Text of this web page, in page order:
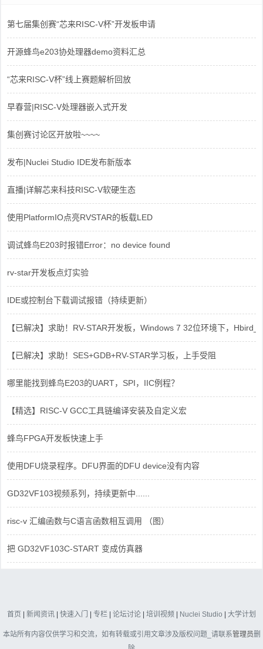
第七届集创赛“芯来RISC-V杯”开发板申请
开源蜂鸟e203协处理器demo资料汇总
“芯来RISC-V杯”线上赛题解析回放
早春营|RISC-V处理器嵌入式开发
集创赛讨论区开放啦~~~~
发布|Nuclei Studio IDE发布新版本
直播|详解芯来科技RISC-V软硬生态
使用PlatformIO点亮RVSTAR的板载LED
调试蜂鸟E203时报错Error：no device found
rv-star开发板点灯实验
IDE或控制台下载调试报错（持续更新）
【已解决】求助！RV-STAR开发板，Windows 7 32位环境下，
【已解决】求助！SES+GDB+RV-STAR学习板，上手受阻
哪里能找到蜂鸟E203的UART，SPI，IIC例程？
【精选】RISC-V GCC工具链编译安装及自定义宏
蜂鸟FPGA开发板快速上手
使用DFU烧录程序。DFU界面的DFU device没有内容
GD32VF103视频系列，持续更新中......
risc-v 汇编函数与C语言函数相互调用 （图）
把 GD32VF103C-START 变成仿真器
首页 | 新闻资讯 | 快速入门 | 专栏 | 论坛讨论 | 培训视频 | Nuclei Studio | 大学计划
本站所有内容仅供学习和交流，如有转载或引用文章涉及版权问题_请联系管理员删